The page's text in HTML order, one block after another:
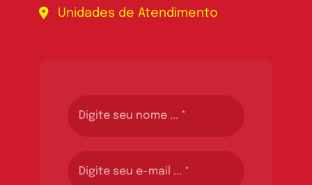
Unidades de Atendimento